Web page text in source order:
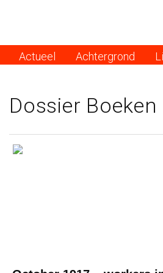
MenuActueel Achtergrond
Dossier Boeken